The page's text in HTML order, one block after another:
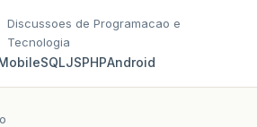
Discussoes de Programacao e
Tecnologia
SQLJSPHPAndroid